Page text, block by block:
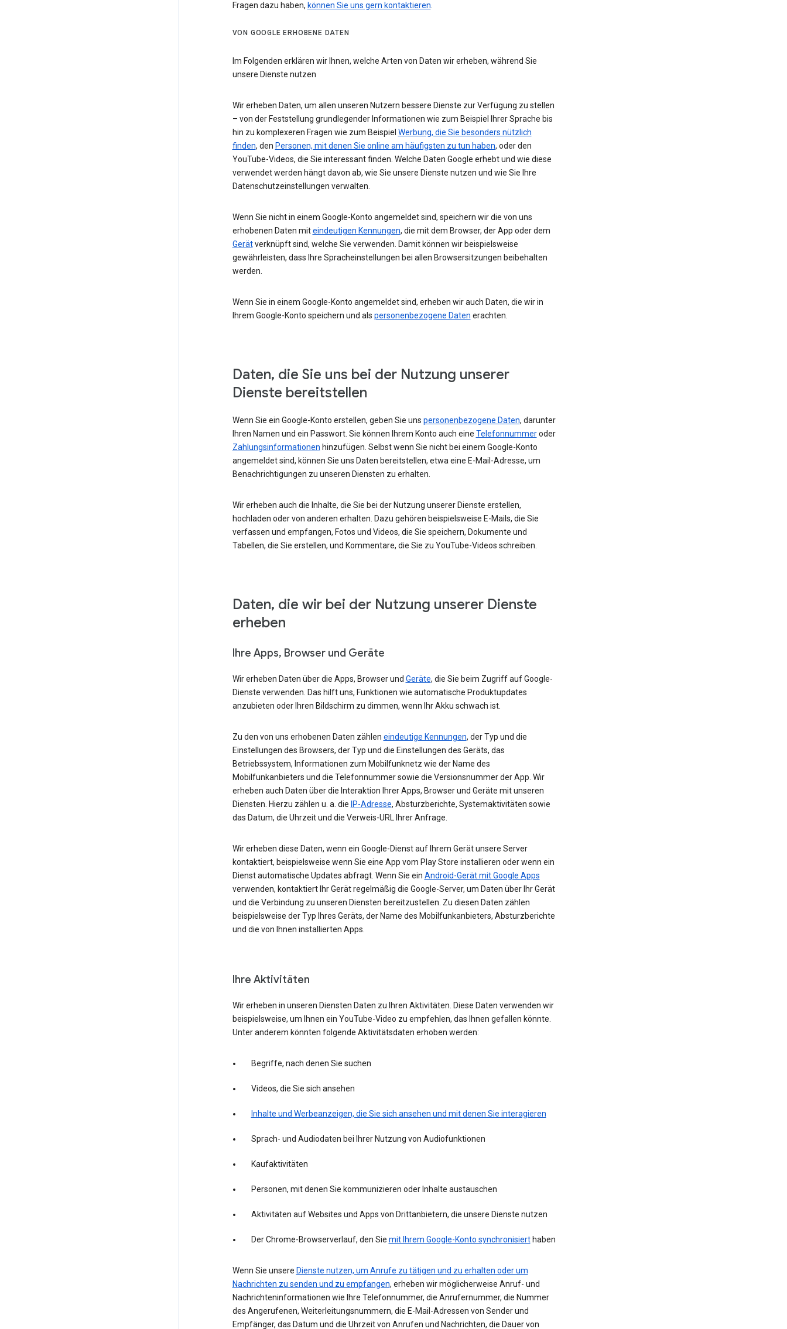
Fragen dazu haben, können Sie uns gern kontaktieren.
VON GOOGLE ERHOBENE DATEN
Im Folgenden erklären wir Ihnen, welche Arten von Daten wir erheben, während Sie
unsere Dienste nutzen
Wir erheben Daten, um allen unseren Nutzern bessere Dienste zur Verfügung zu stellen
– von der Feststellung grundlegender Informationen wie zum Beispiel Ihrer Sprache bis
hin zu komplexeren Fragen wie zum Beispiel Werbung, die Sie besonders nützlich
finden, den Personen, mit denen Sie online am häufigsten zu tun haben, oder den
YouTube-Videos, die Sie interessant finden. Welche Daten Google erhebt und wie diese
verwendet werden hängt davon ab, wie Sie unsere Dienste nutzen und wie Sie Ihre
Datenschutzeinstellungen verwalten.
Wenn Sie nicht in einem Google-Konto angemeldet sind, speichern wir die von uns
erhobenen Daten miteindeutigen Kennungen, die mit dem Browser, der App oder dem
Gerätverknüpft sind, welche Sie verwenden. Damit können wir beispielsweise
gewährleisten, dass Ihre Spracheinstellungen bei allen Browsersitzungen beibehalten
werden.
Wenn Sie in einem Google-Konto angemeldet sind, erheben wir auch Daten, die wir in
Ihrem Google-Konto speichern und als personenbezogene Daten erachten.
Daten, die Sie uns bei der Nutzung unserer
Dienste bereitstellen
Wenn Sie ein Google-Konto erstellen, geben Sie uns personenbezogene Daten, darunter
Ihren Namen und ein Passwort. Sie können Ihrem Konto auch eine Telefonnummeroder
Zahlungsinformationen hinzufügen. Selbst wenn Sie nicht bei einem Google-Konto
angemeldet sind, können Sie uns Daten bereitstellen, etwa eine E-Mail-Adresse, um
Benachrichtigungen zu unseren Diensten zu erhalten.
Wir erheben auch die Inhalte, die Sie bei der Nutzung unserer Dienste erstellen,
hochladen oder von anderen erhalten. Dazu gehören beispielsweise E-Mails, die Sie
verfassen und empfangen, Fotos und Videos, die Sie speichern, Dokumente und
Tabellen, die Sie erstellen, und Kommentare, die Sie zu YouTube-Videos schreiben.
Daten, die wir bei der Nutzung unserer Dienste
erheben
Ihre Apps, Browser und Geräte
Wir erheben Daten über die Apps, Browser und Geräte, die Sie beim Zugriff auf Google-
Dienste verwenden. Das hilft uns, Funktionen wie automatische Produktupdates
anzubieten oder Ihren Bildschirm zu dimmen, wenn Ihr Akku schwach ist.
Zu den von uns erhobenen Daten zählen eindeutige Kennungen, der Typ und die
Einstellungen des Browsers, der Typ und die Einstellungen des Geräts, das
Betriebssystem, Informationen zum Mobilfunknetz wie der Name des
Mobilfunkanbieters und die Telefonnummer sowie die Versionsnummer der App. Wir
erheben auch Daten über die Interaktion Ihrer Apps, Browser und Geräte mit unseren
Diensten. Hierzu zählen u. a. die IP-Adresse, Absturzberichte, Systemaktivitäten sowie
das Datum, die Uhrzeit und die Verweis-URL Ihrer Anfrage.
Wir erheben diese Daten, wenn ein Google-Dienst auf Ihrem Gerät unsere Server
kontaktiert, beispielsweise wenn Sie eine App vom Play Store installieren oder wenn ein
Dienst automatische Updates abfragt. Wenn Sie ein Android-Gerät mit Google Apps
verwenden, kontaktiert Ihr Gerät regelmäßig die Google-Server, um Daten über Ihr Gerät
und die Verbindung zu unseren Diensten bereitzustellen. Zu diesen Daten zählen
beispielsweise der Typ Ihres Geräts, der Name des Mobilfunkanbieters, Absturzberichte
und die von Ihnen installierten Apps.
Ihre Aktivitäten
Wir erheben in unseren Diensten Daten zu Ihren Aktivitäten. Diese Daten verwenden wir
beispielsweise, um Ihnen ein YouTube-Video zu empfehlen, das Ihnen gefallen könnte.
Unter anderem könnten folgende Aktivitätsdaten erhoben werden:
Begriffe, nach denen Sie suchen
Videos, die Sie sich ansehen
Inhalte und Werbeanzeigen, die Sie sich ansehen und mit denen Sie interagieren
Sprach- und Audiodaten bei Ihrer Nutzung von Audiofunktionen
Kaufaktivitäten
Personen, mit denen Sie kommunizieren oder Inhalte austauschen
Aktivitäten auf Websites und Apps von Drittanbietern, die unsere Dienste nutzen
Der Chrome-Browserverlauf, den Sie mit Ihrem Google-Konto synchronisierthaben
Wenn Sie unsere Dienste nutzen, um Anrufe zu tätigen und zu erhalten oder um
Nachrichten zu senden und zu empfangen, erheben wir möglicherweise Anruf- und
Nachrichteninformationen wie Ihre Telefonnummer, die Anrufernummer, die Nummer
des Angerufenen, Weiterleitungsnummern, die E-Mail-Adressen von Sender und
Empfänger, das Datum und die Uhrzeit von Anrufen und Nachrichten, die Dauer von